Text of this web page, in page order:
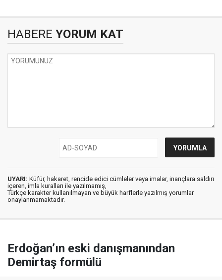
HABERE YORUM KAT
UYARI: Küfür, hakaret, rencide edici cümleler veya imalar, inançlara saldırı
içeren, imla kuralları ile yazılmamış,
Türkçe karakter kullanılmayan ve büyük harflerle yazılmış yorumlar
onaylanmamaktadır.
Erdoğan’ın eski danışmanından
Demirtaş formülü